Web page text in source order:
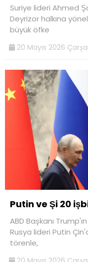
Suriye lideri Ahmed
Deyrizor halkına
büyük öfke
20 Mayıs 2026
Putin ve Şi 20
ABD Başkanı
Rusya lideri Putin
törenle,